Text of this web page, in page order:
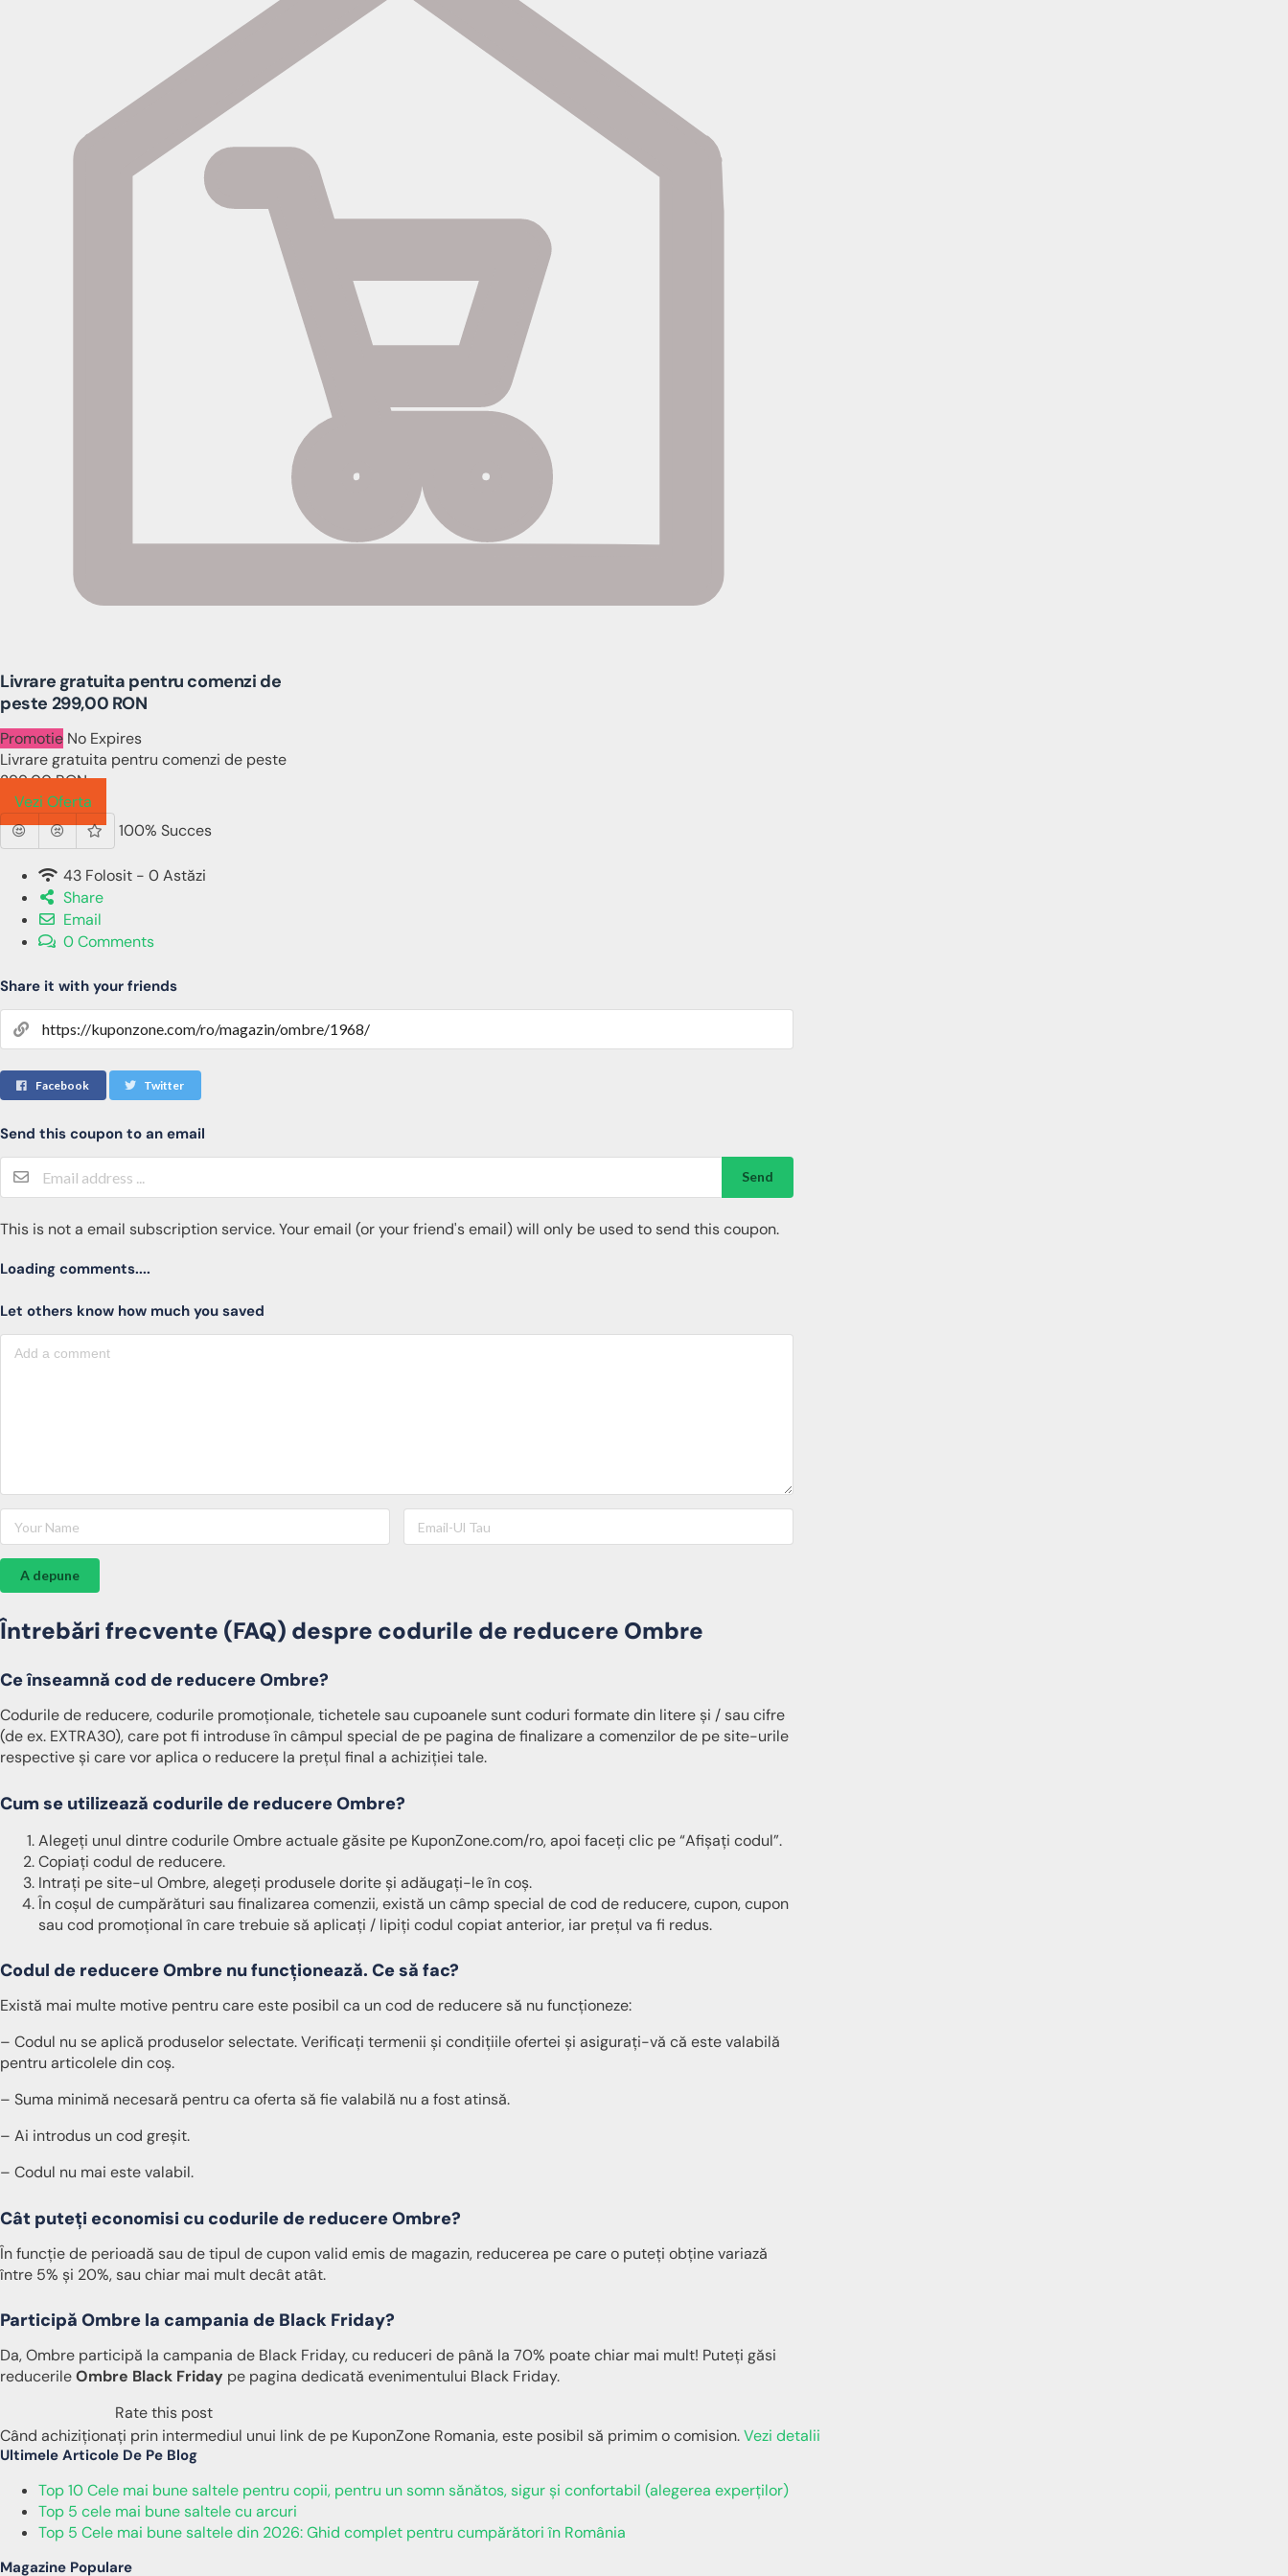
Livrare gratuita pentru comenzi de
peste 299,00 RON
Promotie No Expires
Livrare gratuita pentru comenzi de peste
299,00 RON
Vezi Oferta
100% Succes
43 Folosit - 0 Astăzi
Share
Email
0 Comments
Share it with your friends
Facebook Twitter
Send this coupon to an email
Send
This is not a email subscription service. Your email (or your friend's email) will only be used to send this coupon.
Loading comments....
Let others know how much you saved
A depune
Întrebări frecvente (FAQ) despre codurile de reducere Ombre
Ce înseamnă cod de reducere Ombre?
Codurile de reducere, codurile promoționale, tichetele sau cupoanele sunt coduri formate din litere și / sau cifre
(de ex. EXTRA30), care pot fi introduse în câmpul special de pe pagina de finalizare a comenzilor de pe site-urile
respective și care vor aplica o reducere la prețul final a achiziției tale.
Cum se utilizează codurile de reducere Ombre?
Alegeți unul dintre codurile Ombre actuale găsite pe KuponZone.com/ro, apoi faceți clic pe “Afișați codul”.
Copiați codul de reducere.
Intrați pe site-ul Ombre, alegeți produsele dorite și adăugați-le în coș.
În coșul de cumpărături sau finalizarea comenzii, există un câmp special de cod de reducere, cupon, cupon
sau cod promoțional în care trebuie să aplicați / lipiți codul copiat anterior, iar prețul va fi redus.
Codul de reducere Ombre nu funcționează. Ce să fac?
Există mai multe motive pentru care este posibil ca un cod de reducere să nu funcționeze:
– Codul nu se aplică produselor selectate. Verificați termenii și condițiile ofertei și asigurați-vă că este valabilă
pentru articolele din coș.
– Suma minimă necesară pentru ca oferta să fie valabilă nu a fost atinsă.
– Ai introdus un cod greșit.
– Codul nu mai este valabil.
Cât puteți economisi cu codurile de reducere Ombre?
În funcție de perioadă sau de tipul de cupon valid emis de magazin, reducerea pe care o puteți obține variază
între 5% și 20%, sau chiar mai mult decât atât.
Participă Ombre la campania de Black Friday?
Da, Ombre participă la campania de Black Friday, cu reduceri de până la 70% poate chiar mai mult! Puteți găsi
reducerileOmbre Black Friday pe pagina dedicată evenimentului Black Friday.
Rate this post
Când achiziționați prin intermediul unui link de pe KuponZone Romania, este posibil să primim o comision.Vezi detalii
Ultimele Articole De Pe Blog
Top 10 Cele mai bune saltele pentru copii, pentru un somn sănătos, sigur și confortabil (alegerea experților)
Top 5 cele mai bune saltele cu arcuri
Top 5 Cele mai bune saltele din 2026: Ghid complet pentru cumpărători în România
Magazine Populare